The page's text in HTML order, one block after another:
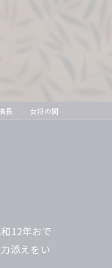
長 女将の間
12年おで
添えをい